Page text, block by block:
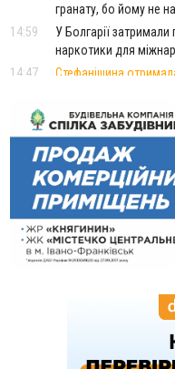
гранату, бо йому не
14:59
У Болгарії
наркотики для
14:47
Стефанішина
14:02
«Пілот з Лондона»
майже 64 тисячі
13:13
У четвер на
13:00
На Снятинщині
у полі невідому
12:29
У МОЗ змінили підхід
роботи стаціонарів
12:07
На межі Прикарпаття
У Франківську та
Росія вдарила по
пошкоджено